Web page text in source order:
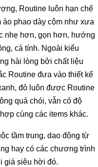
Routine luôn hạn chế
áo phao dày cộm như xưa
nhẹ hơn, gọn hơn, hướng
cá tính. Ngoài kiểu
hài lòng bởi chất liệu
Routine đưa vào thiết kế
đỏ luôn được Routine
quá chói, vẫn có độ
cùng các items khác.
tầm trung, dao động từ
hay có các chương trình
giá siêu hời đó.